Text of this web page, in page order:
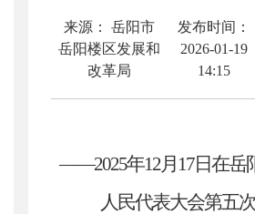
来源： 岳阳市
岳阳楼区发展和
改革局
发布时间：
2026-01-19
14:15
——2025年12月 17日在岳
人民代表大会第五